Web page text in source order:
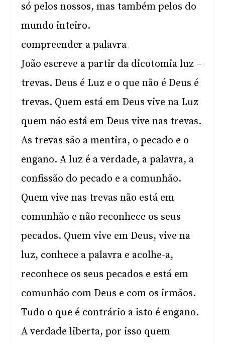
só pelos nossos, mas também pelos do
mundo inteiro.
compreender a palavra
João escreve a partir da dicotomia luz –
trevas. Deus é Luz e o que não é Deus é
trevas. Quem está em Deus vive na Luz
quem não está em Deus vive nas trevas.
As trevas são a mentira, o pecado e o
engano. A luz é a verdade, a palavra, a
confissão do pecado e a comunhão.
Quem vive nas trevas não está em
comunhão e não reconhece os seus
pecados. Quem vive em Deus, vive na
luz, conhece a palavra e acolhe-a,
reconhece os seus pecados e está em
comunhão com Deus e com os irmãos.
Tudo o que é contrário a isto é engano.
A verdade liberta, por isso quem